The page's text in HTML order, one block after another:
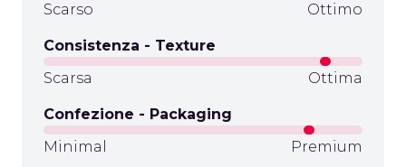
Scarso
Ottimo
Consistenza - Texture
Scarsa
Ottima
Confezione - Packaging
Minimal
Premium